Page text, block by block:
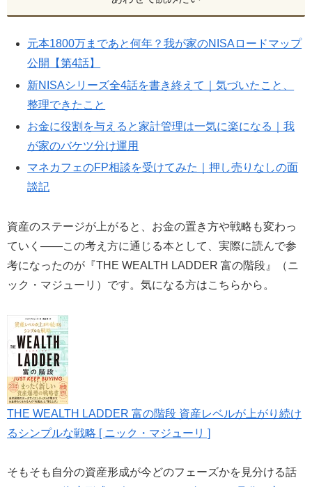
元本1800万まであと何年？我が家のNISAロードマップ
公開【第4話】
新NISAシリーズ全4話を書き終えて｜気づいたこと、
整理できたこと
お金に役割を与えると家計管理は一気に楽になる｜我
が家のバケツ分け運用
マネカフェのFP相談を受けてみた｜押し売りなしの面
談記
資産のステージが上がると、お金の置き方や戦略も変わっ
ていく——この考え方に通じる本として、実際に読んで参
考になったのが『THE WEALTH LADDER 富の階段』（ニ
ック・マジューリ）です。気になる方はこちらから。
THE WEALTH LADDER 富の階段 資産レベルが上がり続け
るシンプルな戦略 [ ニック・マジューリ ]
そもそも自分の資産形成が今どのフェーズかを見分ける話